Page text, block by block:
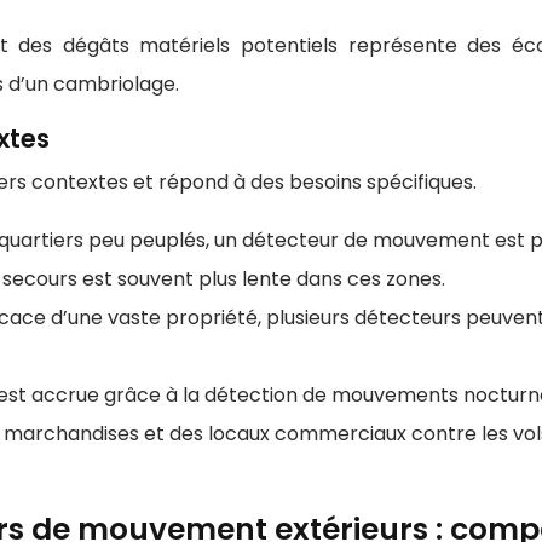
dégâts matériels potentiels représente des
cambriolage.
contextes et répond à des besoins spécifiques.
peu peuplés, un détecteur de mouvement
est souvent plus lente dans ces zones.
d’une vaste propriété, plusieurs détecteurs
accrue grâce à la détection de mouvements
et des locaux commerciaux contre les
de mouvement extérieurs :